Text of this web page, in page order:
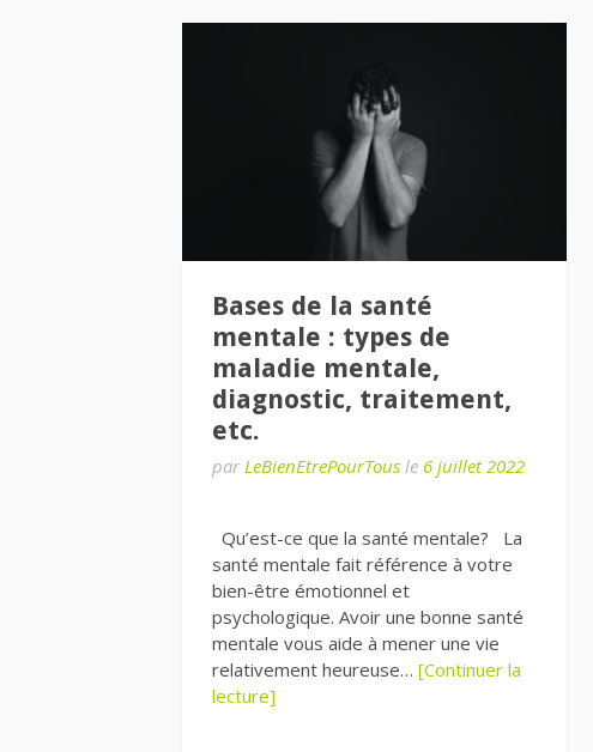
Bases de la santé
mentale : types de
maladie mentale,
diagnostic, traitement,
etc.
par LeBienEtrePourTous le 6 juillet 2022
Qu’est-ce que la santé mentale? La
santé mentale fait référence à votre
bien-être émotionnel et
psychologique. Avoir une bonne santé
mentale vous aide à mener une vie
relativement heureuse… [Continuer la
lecture]